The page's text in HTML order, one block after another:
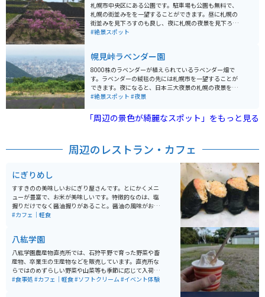
札幌市中央区にある公園です。駐車場も公園も無料で、
札幌の街並みをを一望することができます。昼に札幌の
街並みを見下ろすのも良し、夜に札幌の夜景を見下ろす
のも良し、とにかく眺望が最高の公園です。
#絶景スポット
幌見峠ラベンダー園
8000株のラベンダーが植えられているラベンダー畑で
す。ラベンダーの絨毯の先には札幌市を一望することが
できます。夜になると、日本三大夜景の札幌の夜景を楽
しむこともできる絶景スポットです。
#絶景スポット #夜景
「周辺の景色が綺麗なスポット」をもっと見る
周辺のレストラン・カフェ
にぎりめし
すすきのの美味しいおにぎり屋さんです。とにかくメニ
ューが豊富で、お米が美味しいです。特徴的なのは、塩
握りだけでなく醤油握りがあること。醤油の風味がおに
ぎりとマッチしていて、いくらでも食べれてしまいま
す。
#カフェ｜軽食
八紘学園
八紘学園農産物直売所では、石狩平野で育った野菜や畜
産物、卒業生の生産物などを販売しています。直売所な
らではのめずらしい野菜や山菜等も季節に応じて入荷す
るそうです。学園産生乳で作ったツキサップ牛乳、ツキ
#食事処 #カフェ｜軽食#ソフトクリーム#イベント体験